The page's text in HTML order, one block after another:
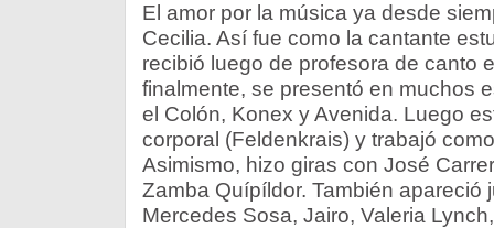
El amor por la música ya desde
Cecilia. Así fue como la cantante
recibió luego de profesora de canto
finalmente, se presentó en muchos
el Colón, Konex y Avenida. Luego
corporal (Feldenkrais) y trabajó
Asimismo, hizo giras con José
Zamba Quípíldor. También apareció
Mercedes Sosa, Jairo, Valeria